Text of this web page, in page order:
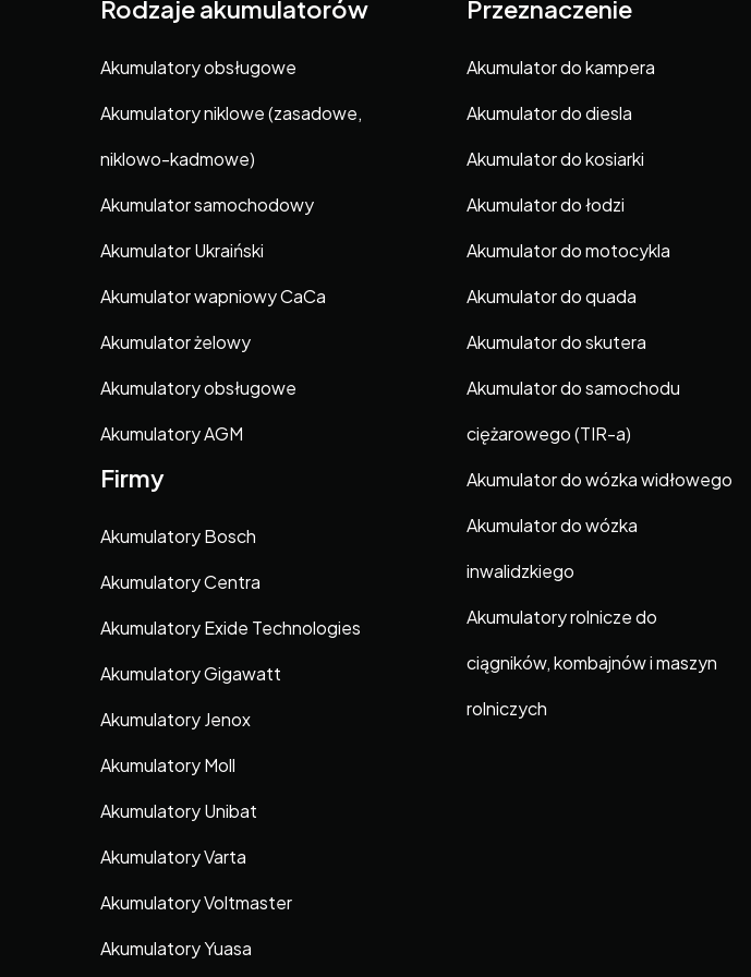
Rodzaje akumulatorów
Akumulatory obsługowe
Akumulatory niklowe (zasadowe,
niklowo-kadmowe)
Akumulator samochodowy
Akumulator Ukraiński
Akumulator wapniowy CaCa
Akumulator żelowy
Akumulatory obsługowe
Akumulatory AGM
Firmy
Akumulatory Bosch
Akumulatory Centra
Akumulatory Exide Technologies
Akumulatory Gigawatt
Akumulatory Jenox
Akumulatory Moll
Akumulatory Unibat
Akumulatory Varta
Akumulatory Voltmaster
Akumulatory Yuasa
Przeznaczenie
Akumulator do kampera
Akumulator do diesla
Akumulator do kosiarki
Akumulator do łodzi
Akumulator do motocykla
Akumulator do quada
Akumulator do skutera
Akumulator do samochodu
ciężarowego (TIR-a)
Akumulator do wózka widłowego
Akumulator do wózka
inwalidzkiego
Akumulatory rolnicze do
ciągników, kombajnów i maszyn
rolniczych